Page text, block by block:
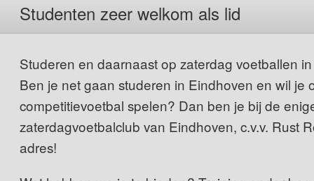
Studenten zeer welkom als lid
Studeren en daarnaast op zaterdag voetballen
Ben je net gaan studeren in Eindhoven en wil je
competitievoetbal spelen? Dan ben je bij de
zaterdagvoetbalclub van Eindhoven, c.v.v. Rust
adres!